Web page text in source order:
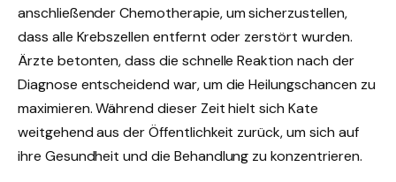
anschließender Chemotherapie, um sicherzustellen,
dass alle Krebszellen entfernt oder zerstört wurden.
Ärzte betonten, dass die schnelle Reaktion nach der
Diagnose entscheidend war, um die Heilungschancen zu
maximieren. Während dieser Zeit hielt sich Kate
weitgehend aus der Öffentlichkeit zurück, um sich auf
ihre Gesundheit und die Behandlung zu konzentrieren.